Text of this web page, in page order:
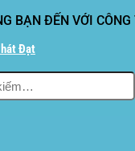
BẠN ĐẾN VỚI
Đạt